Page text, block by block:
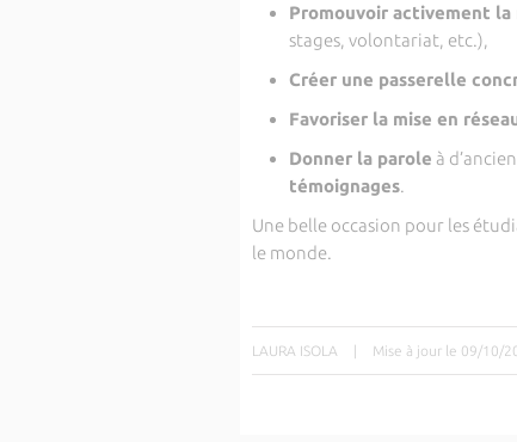
Promouvoir activement
stages, volontariat, etc.),
Créer une passerelle
Favoriser la mise en
Donner la parole à
témoignages.
Une belle occasion pour les
le monde.
LAURA ISOLA | Mise à jour le 09/10/